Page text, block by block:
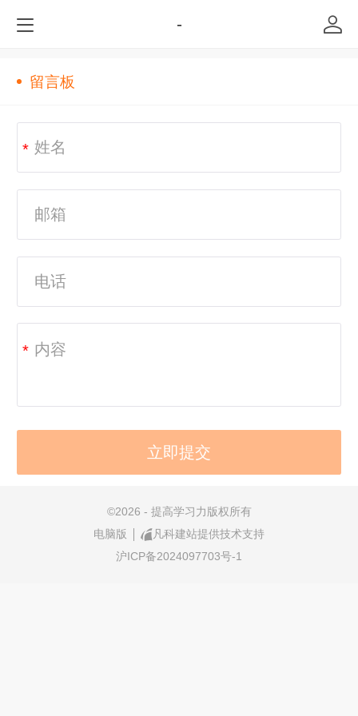
-
留言板
*
*
©2026 - 提高学习力版权所有
电脑版
凡科建站提供技术支持
沪ICP备2024097703号-1